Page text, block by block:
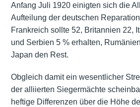
Anfang Juli 1920 einigten sich die
Aufteilung der deutschen
Frankreich sollte 52, Britannien 22,
und Serbien 5 % erhalten,
Japan den Rest.
Obgleich damit ein wesentlicher
der alliierten Siegermächte
heftige Differenzen über die Höhe